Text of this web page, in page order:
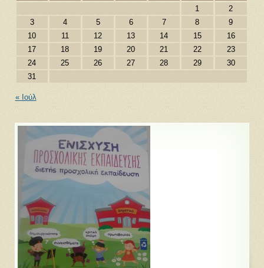
1
2
3
4 5 6 7 8
9
10
11 12 13 14 15
16
17
18 19 20 21 22
23
24
25 26 27 28 29
30
31
« Ιούλ